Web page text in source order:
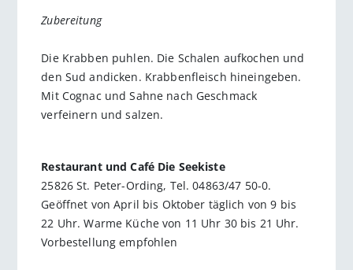
Zubereitung
Die Krabben puhlen. Die Schalen aufkochen und
den Sud andicken. Krabbenfleisch hineingeben.
Mit Cognac und Sahne nach Geschmack
verfeinern und salzen.
Restaurant und Café Die Seekiste
25826 St. Peter-Ording, Tel. 04863/47 50-0.
Geöffnet von April bis Oktober täglich von 9 bis
22 Uhr. Warme Küche von 11 Uhr 30 bis 21 Uhr.
Vorbestellung empfohlen